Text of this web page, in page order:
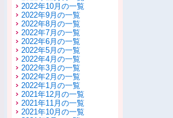
2022年10月の一覧
2022年9月の一覧
2022年8月の一覧
2022年7月の一覧
2022年6月の一覧
2022年5月の一覧
2022年4月の一覧
2022年3月の一覧
2022年2月の一覧
2022年1月の一覧
2021年12月の一覧
2021年11月の一覧
2021年10月の一覧